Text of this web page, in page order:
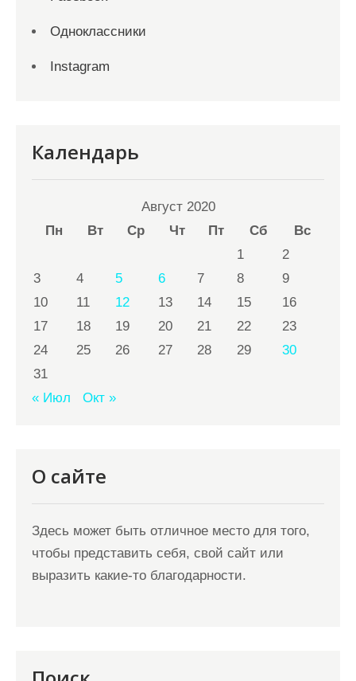
Одноклассники
Instagram
Календарь
Август 2020
Пн
Вт Ср Чт Пт Сб
Вс
1
2
3
4 5 6 7 8
9
10
11 12 13 14 15
16
17
18 19 20 21 22
23
24
25 26 27 28 29
30
31
« Июл
Окт »
О сайте
Здесь может быть отличное место для того,
чтобы представить себя, свой сайт или
выразить какие-то благодарности.